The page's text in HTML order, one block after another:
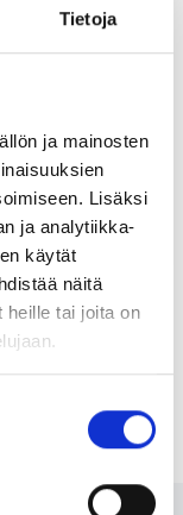
Tietoja
ja mainosten
Lisäksi
ja analytiikka-
käytät
näitä
heille tai joita on